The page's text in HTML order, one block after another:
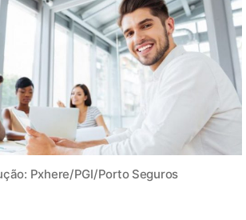
Pxhere/PGI/Porto Seguros